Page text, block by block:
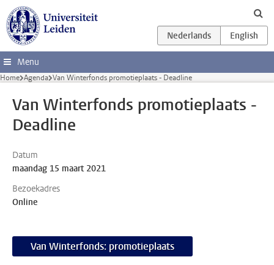
Ga direct naar de inhoud
Menu
Home Agenda Van Winterfonds promotieplaats - Deadline
Van Winterfonds promotieplaats -
Deadline
Datum
maandag 15 maart 2021
Bezoekadres
Online
Van Winterfonds: promotieplaats